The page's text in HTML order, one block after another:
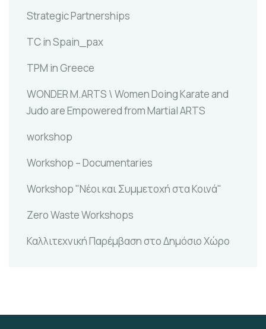
Strategic Partnerships
TC in Spain_pax
TPM in Greece
WONDER M.ARTS \ Women Doing Karate and
Judo are Empowered from Martial ARTS
workshop
Workshop – Documentaries
Workshop "Νέοι και Συμμετοχή στα Κοινά"
Zero Waste Workshops
Καλλιτεχνική Παρέμβαση στο Δημόσιο Χώρο